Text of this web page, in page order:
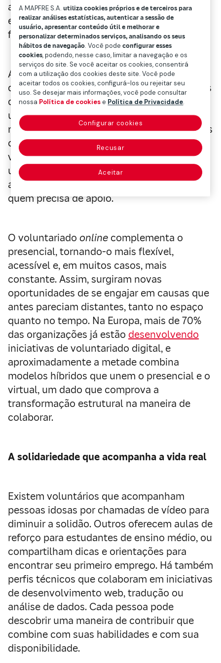
anos parecia restrita a casos muito
específicos, hoje faz parte de uma nova
forma de entender a solidariedade.
A pandemia da COVID-19 representou um
divisor de águas em quase todos os âmbitos
de nossa vida cotidiana. Foi, curiosamente,
um período em que a ajuda foi mais
necessária e, simultaneamente, um dos mais
complexos para oferecê-la. Por isso, o
voluntariado encontrou no ambiente digital
uma alternativa de ação estável, capaz de
aproximar quem que quer contribuir com
quem precisa de apoio.
O voluntariado online complementa o
presencial, tornando-o mais flexível,
acessível e, em muitos casos, mais
constante. Assim, surgiram novas
oportunidades de se engajar em causas que
antes pareciam distantes, tanto no espaço
quanto no tempo. Na Europa, mais de 70%
das organizações já estão desenvolvendo
iniciativas de voluntariado digital, e
aproximadamente a metade combina
modelos híbridos que unem o presencial e o
virtual, um dado que comprova a
transformação estrutural na maneira de
colaborar.
A solidariedade que acompanha a vida real
Existem voluntários que acompanham
pessoas idosas por chamadas de vídeo para
diminuir a solidão. Outros oferecem aulas de
reforço para estudantes de ensino médio, ou
compartilham dicas e orientações para
encontrar seu primeiro emprego. Há também
perfis técnicos que colaboram em iniciativas
de desenvolvimento web, tradução ou
análise de dados. Cada pessoa pode
descobrir uma maneira de contribuir que
combine com suas habilidades e com sua
disponibilidade.
A MAPFRE S.A.utiliza cookies próprios e de terceiros para
realizar análises estatísticas, autenticar a sessão de
usuário, apresentar conteúdo útil e melhorar e
personalizar determinados serviços, analisando os seus
hábitos de navegação. Você podeconfigurar esses
cookies, podendo, nesse caso, limitar a navegação e os
serviços do site. Se você aceitar os cookies, consentirá
com a utilização dos cookies deste site. Você pode
aceitar todos os cookies, configurá-los ou rejeitar seu
uso. Se desejar mais informações, você pode consultar
nossa Política de cookiese Política de Privacidade.
Configurar cookies
Recusar
Aceitar